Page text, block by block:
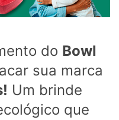
do Bowl
sua marca
Um brinde
que